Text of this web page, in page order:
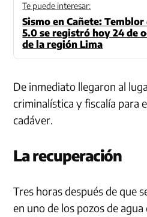
Te puede interesar:
Sismo en Cañete:
5.0 se registró hoy 24 de
de la región Lima
De inmediato llegaron al
criminalística y fiscalía para
cadáver.
La recuperación
Tres horas después de que
en uno de los pozos de agua